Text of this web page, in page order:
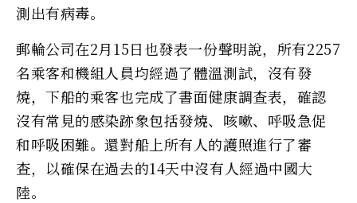
測出有病毒。
郵輪公司在2月15日也發表一份聲明說，所有2257
名乘客和機組人員均經過了體溫測試，沒有發
燒，下船的乘客也完成了書面健康調查表，確認
沒有常見的感染跡象包括發燒、咳嗽、呼吸急促
和呼吸困難。還對船上所有人的護照進行了審
查，以確保在過去的14天中沒有人經過中國大
陸。